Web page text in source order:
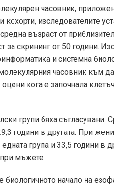
часовник,
изследователите
възраст от
за скрининг от 50 години.
и системна
часовник към
кога е започнала
групи бяха съгласувани.
години в другата. При
група и 33,5 години в
мъжете.
начало на